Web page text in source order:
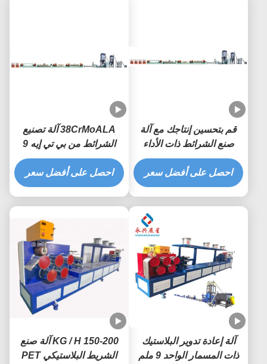
قم بتحسين إنتاجك مع آلة
صنع الشرائط ذات الأداء
العالي
احصل على أفضل سعر
38CrMoALA آلة تصنيع
الشرائط من بي تي إيه 9
ملم آلة تصنيع الشرائط
احصل على أفضل سعر
آلة إعادة تدوير البلاستيك
ذات المسمار الواحد 9 ملم
150-200 KG / H آلة صنع
الشريط البلاستيكي PET